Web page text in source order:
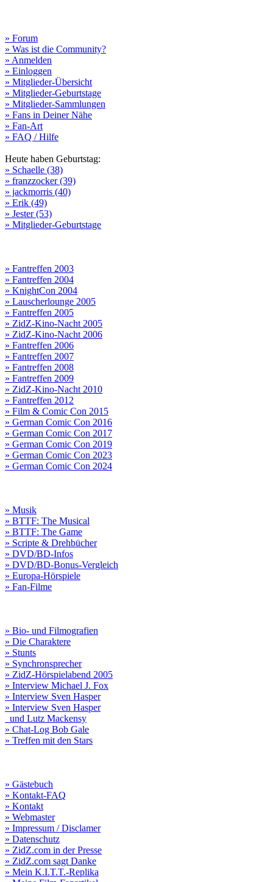
» Forum
» Was ist die Community?
» Anmelden
» Einloggen
» Mitglieder-Übersicht
» Mitglieder-Geburtstage
» Mitglieder-Sammlungen
» Fans in Deiner Nähe
» Fan-Art
» FAQ / Hilfe
Heute haben Geburtstag:
» Schaelle (38)
» franzzocker (39)
» jackmorris (40)
» Erik (49)
» Jester (53)
» Mitglieder-Geburtstage
» Fantreffen 2003
» Fantreffen 2004
» KnightCon 2004
» Lauscherlounge 2005
» Fantreffen 2005
» ZidZ-Kino-Nacht 2005
» ZidZ-Kino-Nacht 2006
» Fantreffen 2006
» Fantreffen 2007
» Fantreffen 2008
» Fantreffen 2009
» ZidZ-Kino-Nacht 2010
» Fantreffen 2012
» Film & Comic Con 2015
» German Comic Con 2016
» German Comic Con 2017
» German Comic Con 2019
» German Comic Con 2023
» German Comic Con 2024
» Musik
» BTTF: The Musical
» BTTF: The Game
» Scripte & Drehbücher
» DVD/BD-Infos
» DVD/BD-Bonus-Vergleich
» Europa-Hörspiele
» Fan-Filme
» Bio- und Filmografien
» Die Charaktere
» Stunts
» Synchronsprecher
» ZidZ-Hörspielabend 2005
» Interview Michael J. Fox
» Interview Sven Hasper
» Interview Sven Hasper
und Lutz Mackensy
» Chat-Log Bob Gale
» Treffen mit den Stars
» Gästebuch
» Kontakt-FAQ
» Kontakt
» Webmaster
» Impressum / Disclamer
» Datenschutz
» ZidZ.com in der Presse
» ZidZ.com sagt Danke
» Mein K.I.T.T.-Replika